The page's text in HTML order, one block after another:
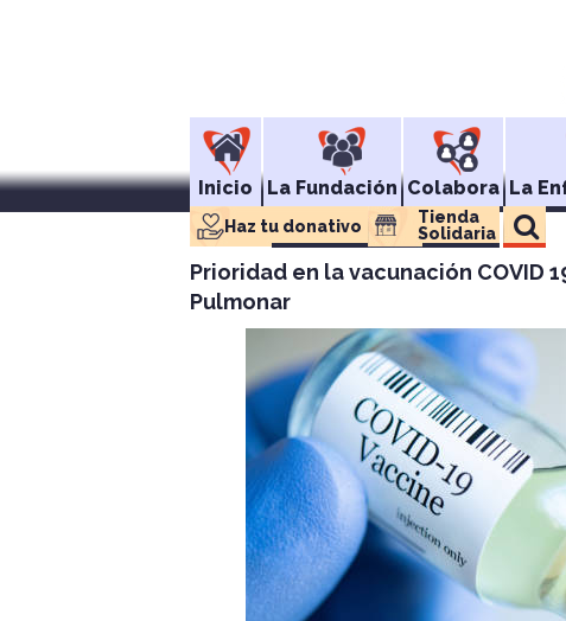
Inicio La Fundación Colabora La
Haz tu donativo
Tienda
Solidaria
Prioridad en la vacunación COVID
Pulmonar